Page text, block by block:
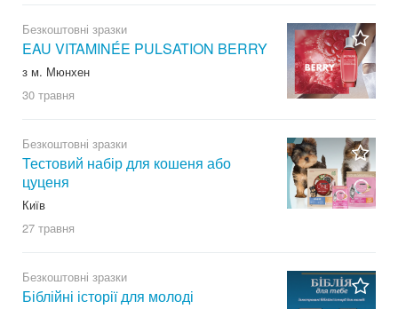
Безкоштовні зразки
EAU VITAMINÉE PULSATION BERRY
з м. Мюнхен
30 травня
Безкоштовні зразки
Тестовий набір для кошеня або
цуценя
Київ
27 травня
Безкоштовні зразки
Біблійні історії для молоді